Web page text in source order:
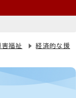
害福祉
経済的な援